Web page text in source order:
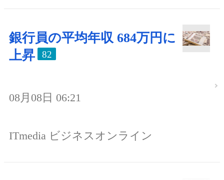
銀行員の平均年収 684万円に
上昇
82
08月08日 06:21
ITmedia ビジネスオンライン